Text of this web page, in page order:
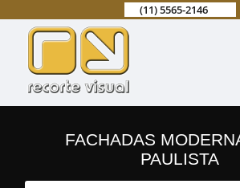
(11) 5565-2146
FACHADAS
PAULISTA